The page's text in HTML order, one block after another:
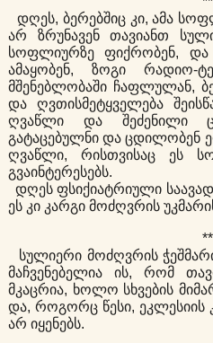
დღეს, ბერებშიც კი, ამა
არ ზრუნავენ თავიანთ
სოფლიურზე ფიქრობენ,
ამაყობენ, ზოგი რადიო-
მშენებლობაში ჩაფლულან,
და ღვთისმეტყველება
ღვაწლი და შეძენილი
გატაცებულნი და ცდილობენ
ღვაწლი, რისთვისაც ეს
გვაინტერესებს.
დღეს ფსიქიატრიული
ეს კი კარგი მოძღვრის
სულიერი მოძღვრის
მაჩვენებელია ის, რომ
მკაცრია, ხოლო სხვების
და, როგორც წესი, ეკლესიის
არ იყენებს.